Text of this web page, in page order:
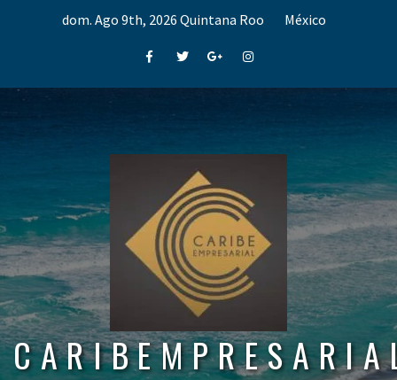
dom. Ago 9th, 2026 Quintana Roo México
FacebookTwitterGoogle+Instagram